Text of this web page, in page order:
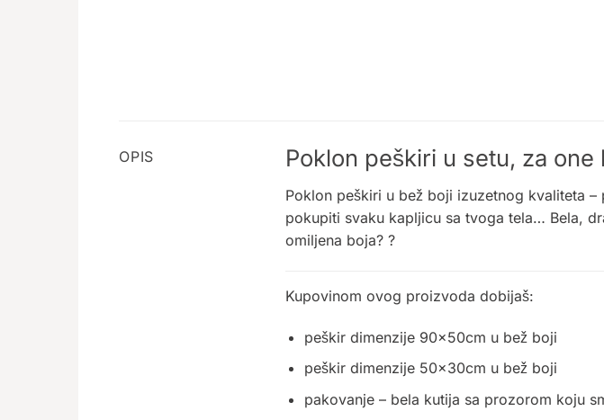
OPIS Poklon peškiri u setu, za
Poklon peškiri u bež boji izuzetnog kvaliteta
pokupiti svaku kapljicu sa tvoga tela… Bela,
omiljena boja? ?
Kupovinom ovog proizvoda dobijaš:
peškir dimenzije 90x50cm u bež boji
peškir dimenzije 50x30cm u bež boji
pakovanje – bela kutija sa prozorom koju